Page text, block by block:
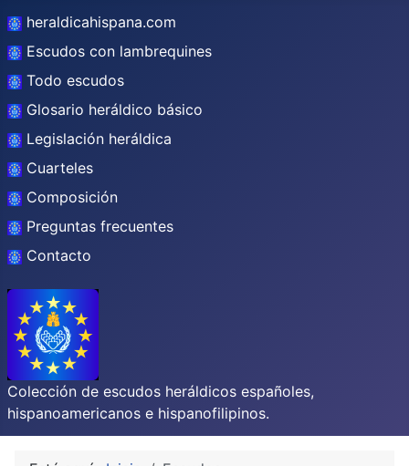
heraldicahispana.com
Escudos con lambrequines
Todo escudos
Glosario heráldico básico
Legislación heráldica
Cuarteles
Composición
Preguntas frecuentes
Contacto
Colección de escudos heráldicos españoles,
hispanoamericanos e hispanofilipinos.